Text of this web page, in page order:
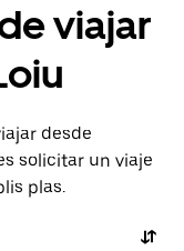
viajar
desde
solicitar un viaje
plas.